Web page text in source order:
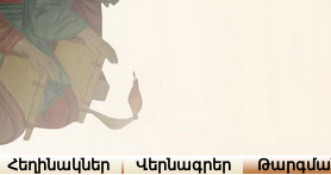
Հեղինակներ Վերնագրեր